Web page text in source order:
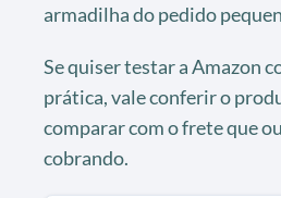
armadilha do pedido
Se quiser testar a Amazon
prática, vale conferir o
comparar com o frete que
cobrando.